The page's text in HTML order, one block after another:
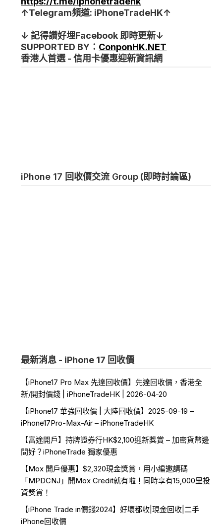
↑Telegram頻道: iPhoneTradeHK↑
↓ 記得讚好埋Facebook 即時更新↓
SUPPORTED BY： ConponHK.NET
香港人首選 - 信用卡優惠迎新資訊網
iPhone 17 回收價交流 Group (即時討論區)
最新消息 - iPhone 17 回收價
【iPhone17 Pro Max 先達回收價】先達回收價，香港全
新/開封價錢 | iPhoneTradeHK | 2026-04-20
【iPhone17 華強回收價 | 大陸回收價】2025-09-19 –
iPhone17Pro-Max-Air – iPhoneTradeHK
【富途開戶】持牌證券行HK$2,100迎新獎賞 – 加密貨幣邊
間好？iPhoneTrade 獨家優惠
【Mox 開戶優惠】$2,320現金獎賞，用小編邀請碼
「MPDCNJ」開Mox Credit就有啦！同時享有15,000里投
資獎賞！
【iPhone Trade in價錢2024】好壞都收|現金回收|二手
iPhone回收價